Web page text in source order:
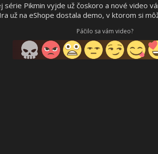
Pikmin vyjde už čoskoro a nové video
už na eShope dostala demo, v ktorom si
Páčilo sa vám video?